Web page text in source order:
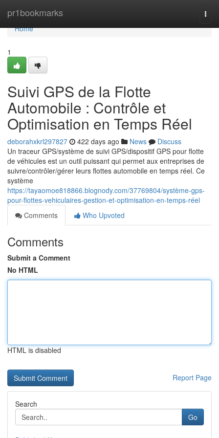
pr1bookmarks
Home
Home
1
Suivi GPS de la Flotte
Automobile : Contrôle et
Optimisation en Temps Réel
deborahxkrl297827 422 days ago News
Discuss
Un traceur GPS/système de suivi GPS/dispositif GPS pour flotte
de véhicules est un outil puissant qui permet aux entreprises de
suivre/contrôler/gérer leurs flottes automobile en temps réel. Ce
système
https://tayaomoe818866.blognody.com/37769804/système-gps-
pour-flottes-vehiculaires-gestion-et-optimisation-en-temps-réel
Comments
Who Upvoted
Comments
Submit a Comment
No HTML
HTML is disabled
Report Page
Search
Go